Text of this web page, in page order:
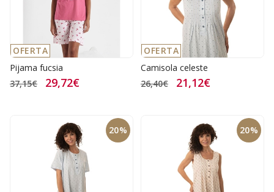
OFERTA
Pijama fucsia
37,15€
29,72€
OFERTA
Camisola celeste
26,40€
21,12€
20% 20%